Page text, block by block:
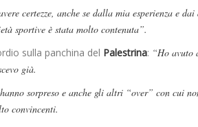
certezze, anche se dalla mia esperienza e
sportive è stata molto contenuta”.
sulla panchina del Palestrina: “Ho avuto
già.
sorpreso e anche gli altri “over” con cui
convincenti.